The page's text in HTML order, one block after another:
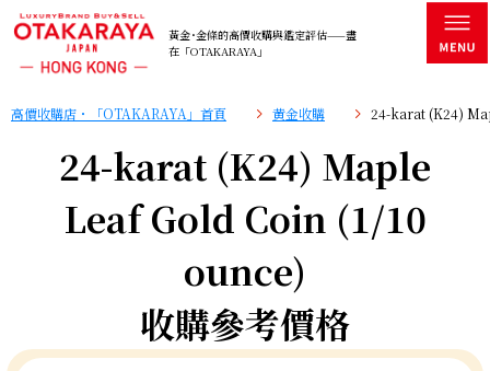
黃金･金條的高價收購與鑑定評估——盡
在「OTAKARAYA」
高價收購店・「OTAKARAYA」首頁 黄金收購 24-karat (K24)
24-karat (K24) Maple
Leaf Gold Coin (1/10
ounce)
收購參考價格